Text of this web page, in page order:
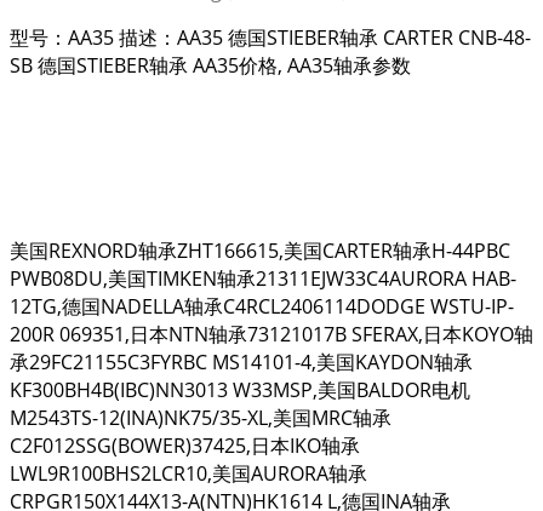
型号：AA35 描述：AA35 德国STIEBER轴承 CARTER CNB-48-
SB 德国STIEBER轴承 AA35价格, AA35轴承参数
美国REXNORD轴承ZHT166615,美国CARTER轴承H-44PBC
PWB08DU,美国TIMKEN轴承21311EJW33C4AURORA HAB-
12TG,德国NADELLA轴承C4RCL2406114DODGE WSTU-IP-
200R 069351,日本NTN轴承73121017B SFERAX,日本KOYO轴
承29FC21155C3FYRBC MS14101-4,美国KAYDON轴承
KF300BH4B(IBC)NN3013 W33MSP,美国BALDOR电机
M2543TS-12(INA)NK75/35-XL,美国MRC轴承
C2F012SSG(BOWER)37425,日本IKO轴承
LWL9R100BHS2LCR10,美国AURORA轴承
CRPGR150X144X13-A(NTN)HK1614 L,德国INA轴承